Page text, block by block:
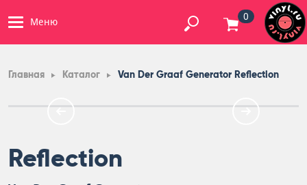
Меню 0
Главная Каталог Van Der Graaf Generator Reflection
Reflection